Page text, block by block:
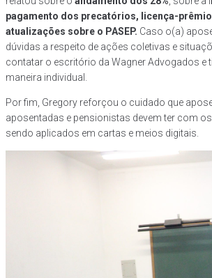
pagamento dos precatórios, licença-
atualizações sobre o PASEP. Caso o(a)
dúvidas a respeito de ações coletivas e
contatar o escritório da Wagner Advogados e
maneira individual.
Por fim, Gregory reforçou o cuidado que
aposentadas e pensionistas devem ter com os
sendo aplicados em cartas e meios digitais.